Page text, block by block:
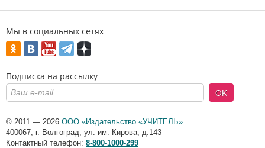
Мы в социальных сетях
Подписка на рассылку
OK
© 2011 — 2026 ООО «Издательство «УЧИТЕЛЬ»
400067 г. Волгоград ул. им. Кирова, д.143
Контактный телефон: 8-800-1000-299